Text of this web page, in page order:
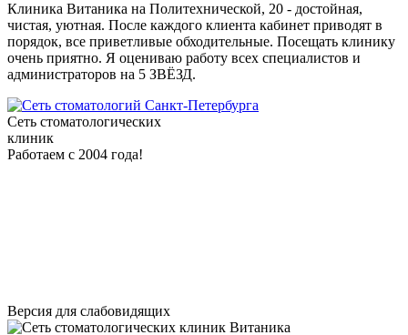
клиники
Клиника Витаника на Политехнической, 20 - достойная,
чистая, уютная. После каждого клиента кабинет приводят в
порядок, все приветливые обходительные. Посещать клинику
очень приятно. Я оцениваю работу всех специалистов и
администраторов на 5 ЗВЁЗД.
Сеть стоматологических
клиник
Работаем с 2004 года!
Версия для слабовидящих